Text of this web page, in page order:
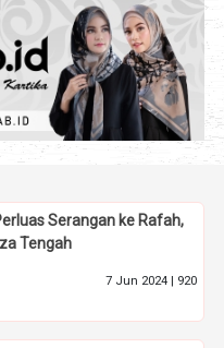
Serangan ke Rafah,
Tengah
7 Jun 2024 | 920